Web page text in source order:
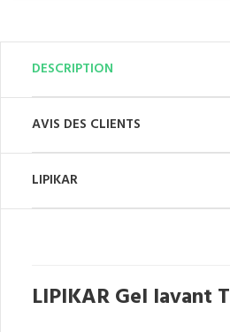
DESCRIPTION
AVIS DES CLIENTS
LIPIKAR
LIPIKAR Gel lavant